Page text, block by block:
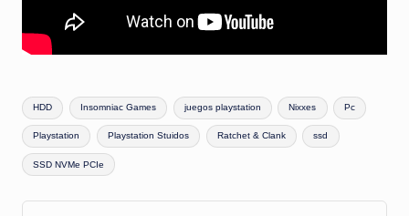
Etiquetas:
HDD Insomniac Games juegos playstation Nixxes Pc
Playstation Playstation Stuidos Ratchet & Clank ssd
SSD NVMe PCIe